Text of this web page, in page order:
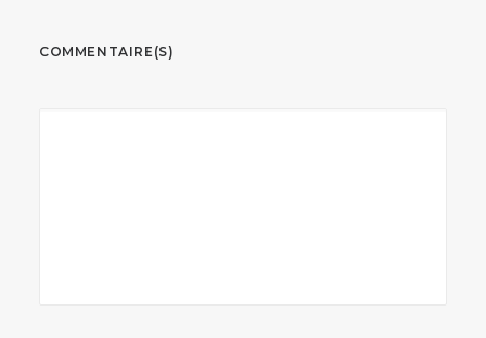
COMMENTAIRE(S)